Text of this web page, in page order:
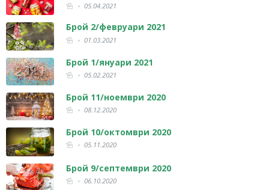
05.04.2021
Брой 2/февруари 2021
01.03.2021
Брой 1/януари 2021
05.02.2021
Брой 11/ноември 2020
08.12.2020
Брой 10/октомври 2020
05.11.2020
Брой 9/септември 2020
06.10.2020